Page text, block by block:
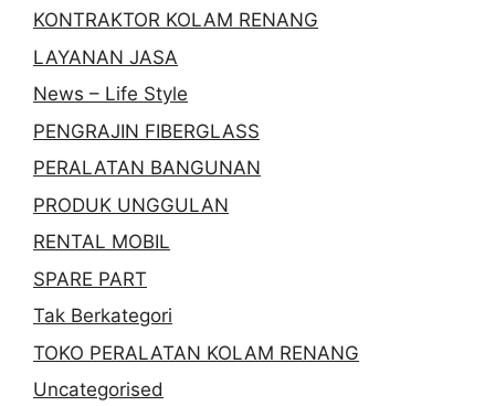
KONTRAKTOR KOLAM RENANG
LAYANAN JASA
News – Life Style
PENGRAJIN FIBERGLASS
PERALATAN BANGUNAN
PRODUK UNGGULAN
RENTAL MOBIL
SPARE PART
Tak Berkategori
TOKO PERALATAN KOLAM RENANG
Uncategorised